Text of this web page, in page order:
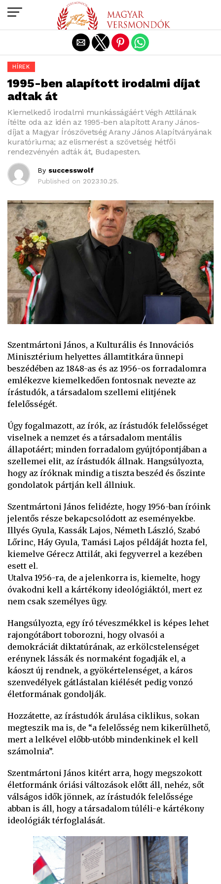
HÍREK
1995-ben alapított irodalmi díjat
adtak át
Kiemelkedő irodalmi munkásságáért Végh Attilának
ítélte oda az idén az 1995-ben alapított Arany János-
díjat a Magyar Írószövetség Arany János Alapítványának
kuratóriuma; az elismerést a szövetség hétfői
rendezvényén adták át, Budapesten.
By successwolf
Published on 2023.10.25.
Szentmártoni János, a Kulturális és Innovációs
Minisztérium helyettes államtitkára ünnepi
beszédében az 1848-as és az 1956-os forradalomra
emlékezve kiemelkedően fontosnak nevezte az
írástudók, a társadalom szellemi elitjének
felelősségét.
Úgy fogalmazott, az írók, az írástudók felelősséget
viselnek a nemzet és a társadalom mentális
állapotáért; minden forradalom gyújtópontjában a
szellemei elit, az írástudók állnak. Hangsúlyozta,
hogy az íróknak mindig a tiszta beszéd és őszinte
gondolatok pártján kell állniuk.
Szentmártoni János felidézte, hogy 1956-ban íróink
jelentős része bekapcsolódott az eseményekbe.
Illyés Gyula, Kassák Lajos, Németh László, Szabó
Lőrinc, Háy Gyula, Tamási Lajos példáját hozta fel,
kiemelve Gérecz Attilát, aki fegyverrel a kezében
esett el.
Utalva 1956-ra, de a jelenkorra is, kiemelte, hogy
óvakodni kell a kártékony ideológiáktól, mert ez
nem csak személyes ügy.
Hangsúlyozta, egy író téveszmékkel is képes lehet
rajongótábort toborozni, hogy olvasói a
demokráciát diktatúrának, az erkölcstelenséget
erénynek lássák és normaként fogadják el, a
káoszt új rendnek, a gyökértelenséget, a káros
szenvedélyek gátlástalan kiélését pedig vonzó
életformának gondolják.
Hozzátette, az írástudók árulása ciklikus, sokan
megteszik ma is, de “a felelősség nem kikerülhető,
mert a lelkével előbb-utóbb mindenkinek el kell
számolnia”.
Szentmártoni János kitért arra, hogy megszokott
életformánk óriási változások előtt áll, nehéz, sőt
válságos idők jönnek, az írástudók felelőssége
abban is áll, hogy a társadalom túléli-e kártékony
ideológiák térfoglalását.
Exit mobile version